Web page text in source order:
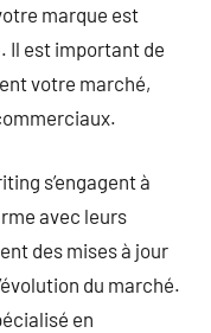
marque est
Il est important de
votre marché,
s’engagent à
avec leurs
des mises à jour
du marché.
en